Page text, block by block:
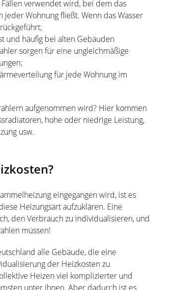
verwendet wird, bei dem das
Wohnung fließt. Wenn das Wasser
und häufig bei alten Gebäuden
sorgen für eine ungleichmäßige
für jede Wohnung im
aufgenommen wird? Hier kommen
hohe oder niedrige Leistung,
usw.
eingegangen wird, ist es
Heizungsart aufzuklären. Eine
den Verbrauch zu individualisieren, und
müssen!
alle Gebäude, die eine
der Heizkosten zu
Heizen viel komplizierter und
unter ihnen. Aber dadurch ist es